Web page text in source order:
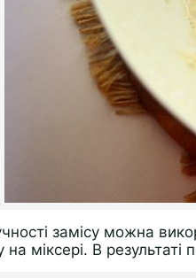
замісу можна
на міксері. В